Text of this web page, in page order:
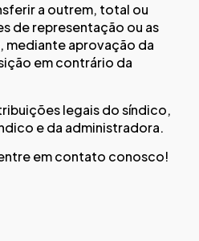
a outrem, total ou
de representação ou as
mediante aprovação da
em contrário da
legais do síndico,
e da administradora.
emcontato conosco!